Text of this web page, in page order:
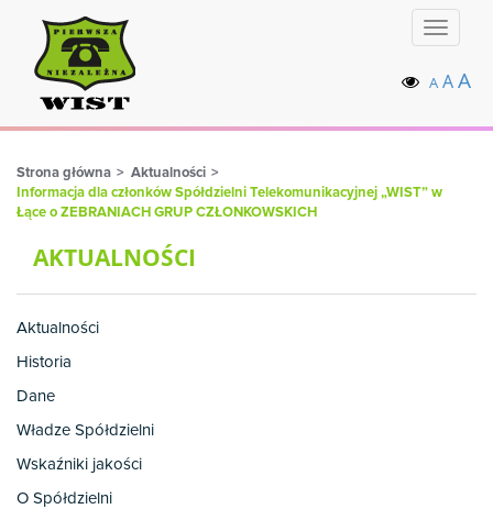
Toggle
A AA
Strona główna
Aktualności
Informacja dla członków Spółdzielni Telekomunikacyjnej „WIST” w
Łące o ZEBRANIACH GRUP CZŁONKOWSKICH
AKTUALNOŚCI
Aktualności
Historia
Dane
Władze Spółdzielni
Wskaźniki jakości
O Spółdzielni